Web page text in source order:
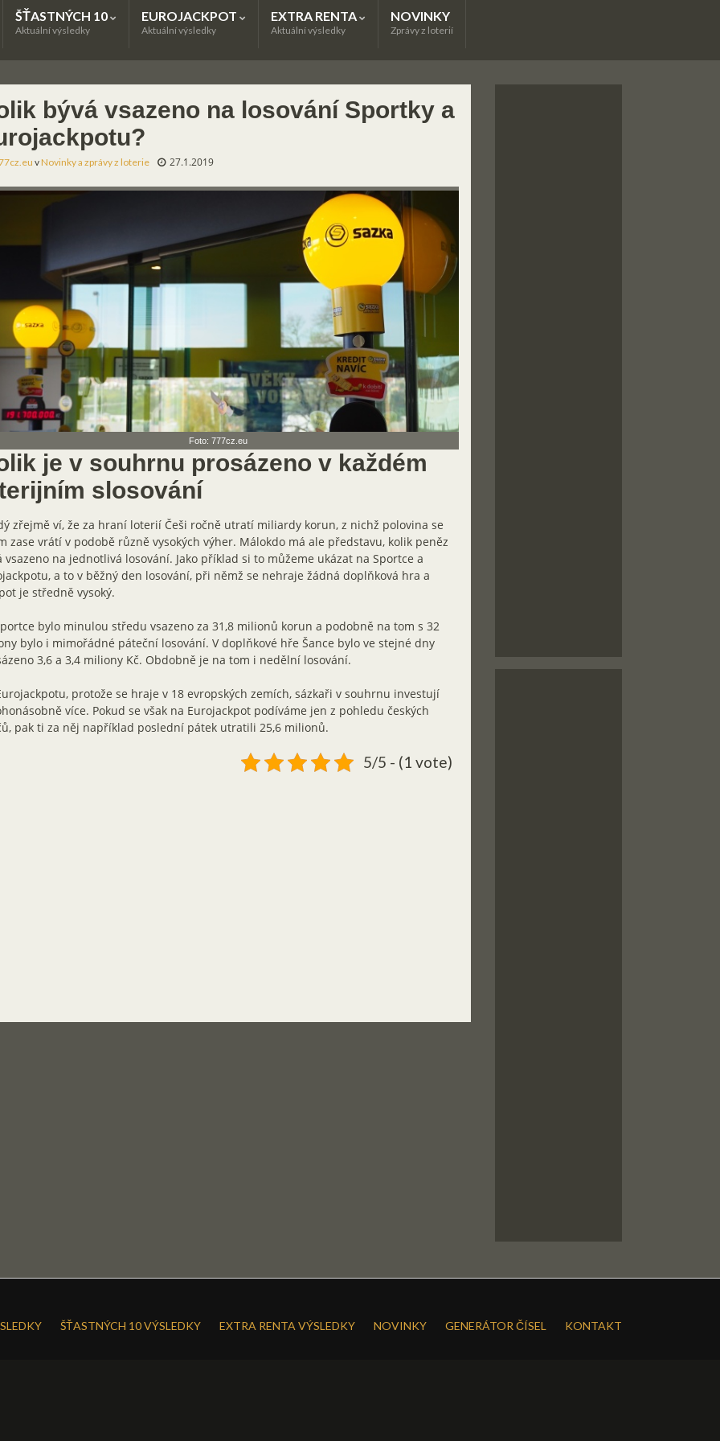
ŠŤASTNÝCH 10
Aktuální výsledky
EUROJACKPOT
Aktuální výsledky
EXTRA RENTA
Aktuální výsledky
NOVINKY
Zprávy z loterií
bývá vsazeno na losování Sportky a
vNovinky a zprávy z loterie 27.1.2019
Foto: 777cz.eu
je v souhrnu prosázeno v každém
slosování
zřejmě ví, že za hraní loterií Češi ročně utratí miliardy korun, z nichž polovina se
zase vrátí v podobě různě vysokých výher. Málokdo má ale představu, kolik peněz
vsazeno na jednotlivá losování. Jako příklad si to můžeme ukázat na Sportce a
a to v běžný den losování, při němž se nehraje žádná doplňková hra a
je středně vysoký.
bylo minulou středu vsazeno za 31,8 milionů korun a podobně na tom s 32
bylo i mimořádné páteční losování. V doplňkové hře Šance bylo ve stejné dny
3,6 a 3,4 miliony Kč. Obdobně je na tom i nedělní losování.
protože se hraje v 18 evropských zemích, sázkaři v souhrnu investují
více. Pokud se však na Eurojackpot podíváme jen z pohledu českých
pak ti za něj například poslední pátek utratili 25,6 milionů.
5/5 - (1 vote)
ŠŤASTNÝCH 10 VÝSLEDKY EXTRA RENTA VÝSLEDKY NOVINKY GENERÁTOR ČÍSEL KONTAKT